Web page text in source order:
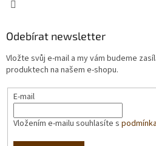
Odebírat newsletter
Vložte svůj e-mail a my vám budeme
produktech na našem e-shopu.
E-mail
Vložením e-mailu souhlasíte s